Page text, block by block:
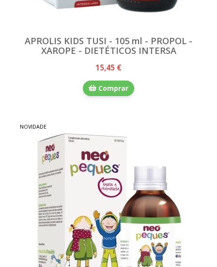
APROLIS KIDS TUSI - 105 ml - PROPOL -
XAROPE - DIETÉTICOS INTERSA
15,45 €
Comprar
NOVIDADE